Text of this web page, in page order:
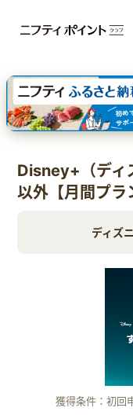
dカード GOLD 三井住
【実質初月無料】DMM |
SBI証券 確定拠出年金（
Disney+（ディ
以外【月間プラ
ディズ
獲得条件：初回